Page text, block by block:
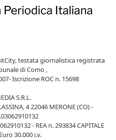
testata giornalistica registrata
di Como ,
Iscrizione ROC n. 15698
S.R.L.
4 22046 MERONE (CO) -
- REA n. 293834 CAPITALE
30.000 i.v.